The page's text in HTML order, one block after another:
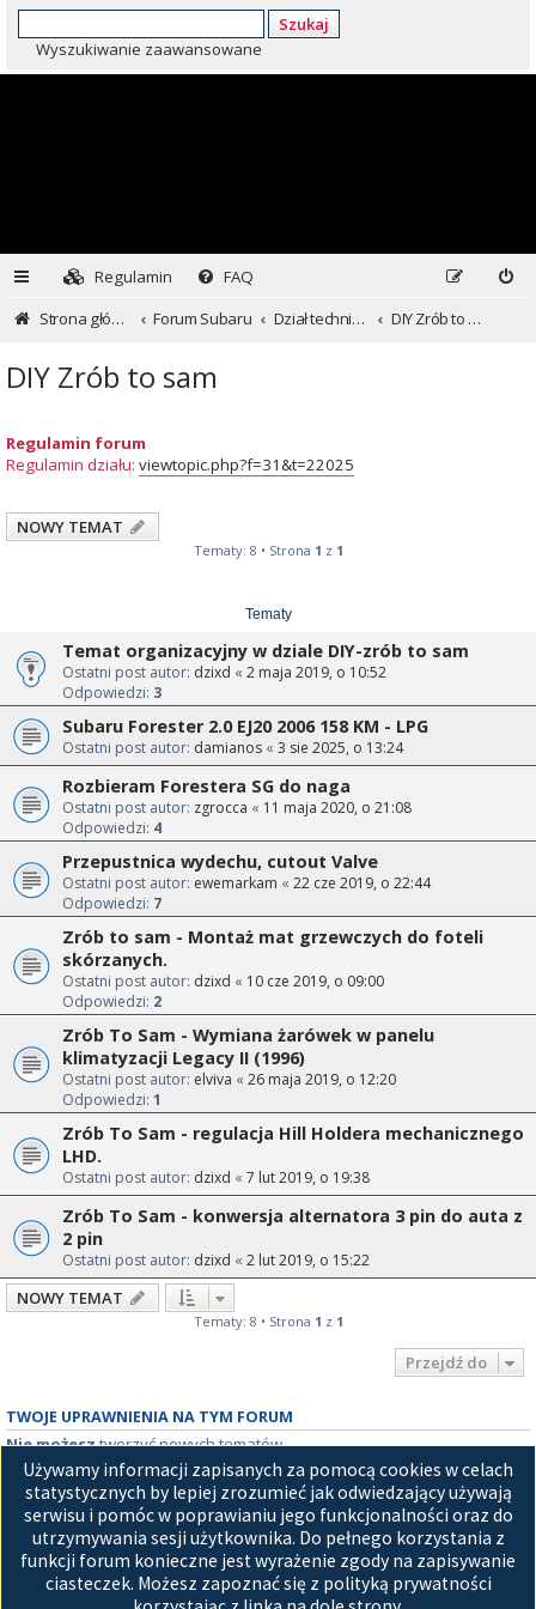
Szukaj
Wyszukiwanie zaawansowane
Regulamin
FAQ
Strona główna
Forum Subaru Dział techniczny ...czyli dla kochających inaczej DIY Zrób to sam
DIY Zrób to sam
Regulamin forum
Regulamin działu: viewtopic.php?f=31&t=22025
NOWY TEMAT
Tematy: 8 • Strona 1 z 1
Tematy
Temat organizacyjny w dziale DIY-zrób to sam
Ostatni post autor: dzixd « 2 maja 2019, o 10:52
Odpowiedzi: 3
Subaru Forester 2.0 EJ20 2006 158 KM - LPG
Ostatni post autor: damianos « 3 sie 2025, o 13:24
Rozbieram Forestera SG do naga
Ostatni post autor: zgrocca « 11 maja 2020, o 21:08
Odpowiedzi: 4
Przepustnica wydechu, cutout Valve
Ostatni post autor: ewemarkam « 22 cze 2019, o 22:44
Odpowiedzi: 7
Zrób to sam - Montaż mat grzewczych do foteli
skórzanych.
Ostatni post autor: dzixd « 10 cze 2019, o 09:00
Odpowiedzi: 2
Zrób To Sam - Wymiana żarówek w panelu
klimatyzacji Legacy II (1996)
Ostatni post autor: elviva « 26 maja 2019, o 12:20
Odpowiedzi: 1
Zrób To Sam - regulacja Hill Holdera mechanicznego
LHD.
Ostatni post autor: dzixd « 7 lut 2019, o 19:38
Zrób To Sam - konwersja alternatora 3 pin do auta z
2 pin
Ostatni post autor: dzixd « 2 lut 2019, o 15:22
NOWY TEMAT
Tematy: 8 • Strona 1 z 1
Przejdź do
TWOJE UPRAWNIENIA NA TYM FORUM
Nie możesztworzyć nowych tematów
Nie możeszodpowiadać w tematach
Nie możeszzmieniać swoich postów
Nie możeszusuwać swoich postów
Nie możesz dodawać załączników
Używamy informacji zapisanych za pomocą cookies w celach
statystycznych by lepiej zrozumieć jak odwiedzający używają
serwisu i pomóc w poprawianiu jego funkcjonalności oraz do
utrzymywania sesji użytkownika. Do pełnego korzystania z
funkcji forum konieczne jest wyrażenie zgody na zapisywanie
ciasteczek. Możesz zapoznać się z polityką prywatności
Strona główna